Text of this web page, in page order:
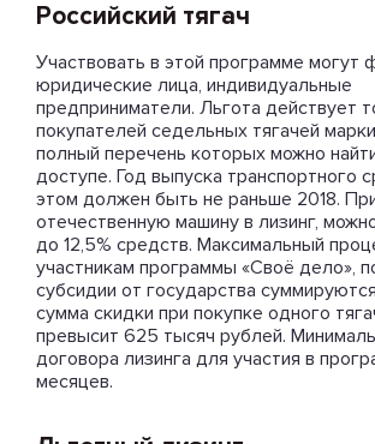
Российский тягач
Участвовать в этой программе могут
юридические лица, индивидуальные
предприниматели. Льгота действует
покупателей седельных тягачей
полный перечень которых можно
доступе. Год выпуска транспортного
этом должен быть не раньше 2018.
отечественную машину в лизинг,
до 12,5% средств. Максимальный
участникам программы «Своё дело»,
субсидии от государства
сумма скидки при покупке одного
превысит 625 тысяч рублей.
договора лизинга для участия в
месяцев.